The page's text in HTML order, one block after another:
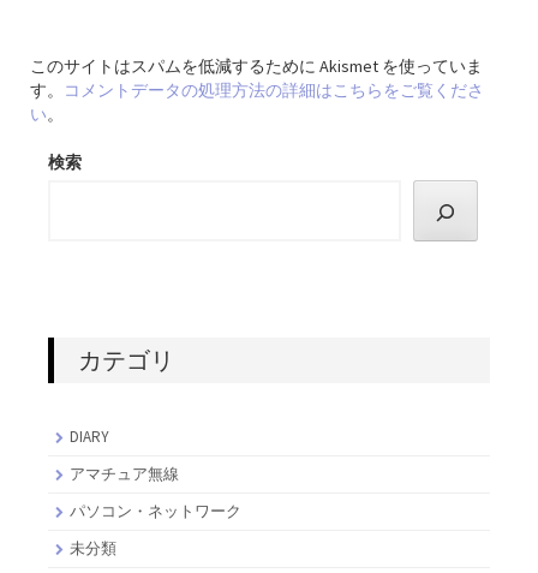
このサイトはスパムを低減するために Akismet を使っていま
す。
コメントデータの処理方法の詳細はこちらをご覧くださ
い。
検索
カテゴリ
DIARY
アマチュア無線
パソコン・ネットワーク
未分類